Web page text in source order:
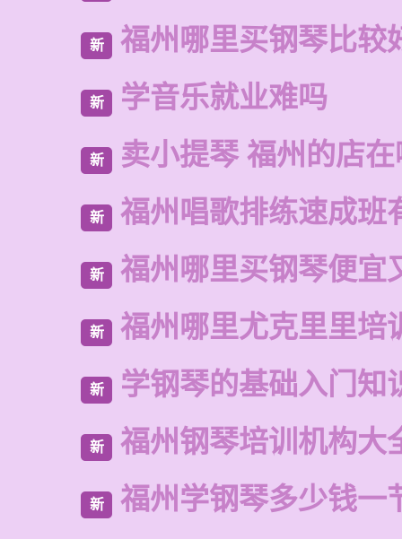
新 福州哪里买钢琴比较
新 学音乐就业难吗
新 卖小提琴 福州的店
新 福州唱歌排练速成班
新 福州哪里买钢琴便宜
新 福州哪里尤克里里培
新 学钢琴的基础入门知
新 福州钢琴培训机构大
新 福州学钢琴多少钱一